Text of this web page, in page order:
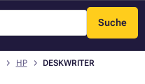
Suche
Menü
HP DESKWRITER